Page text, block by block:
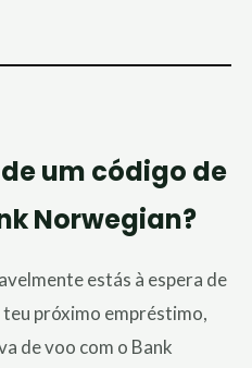
um código de
Norwegian?
estás à espera de
próximo empréstimo,
de voo com o Bank